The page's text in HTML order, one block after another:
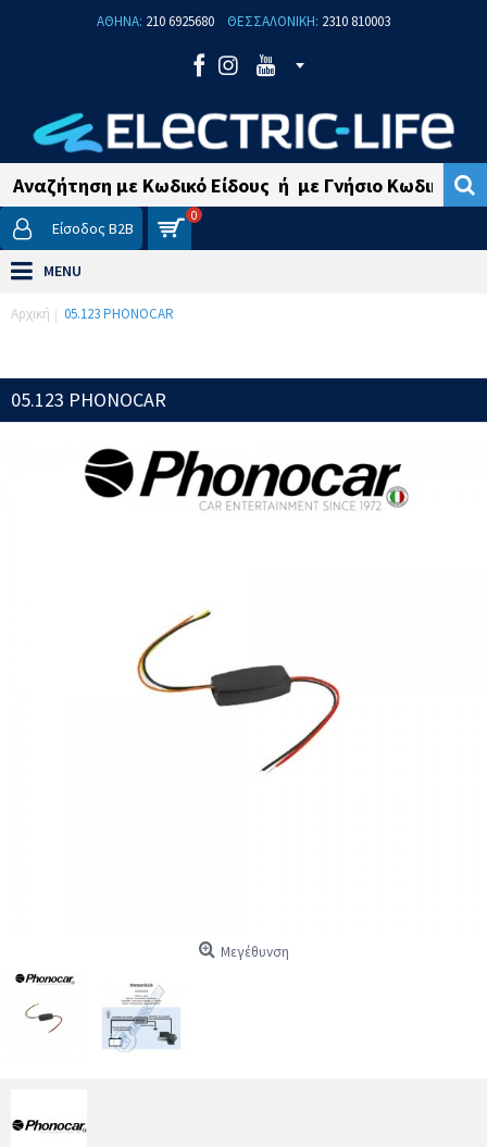
ΑΘΗΝΑ: 210 6925680 ΘΕΣΣΑΛΟΝΙΚΗ: 2310 810003
Είσοδος B2B
0
MENU
Αρχική 05.123 PHONOCAR
05.123 PHONOCAR
Μεγέθυνση